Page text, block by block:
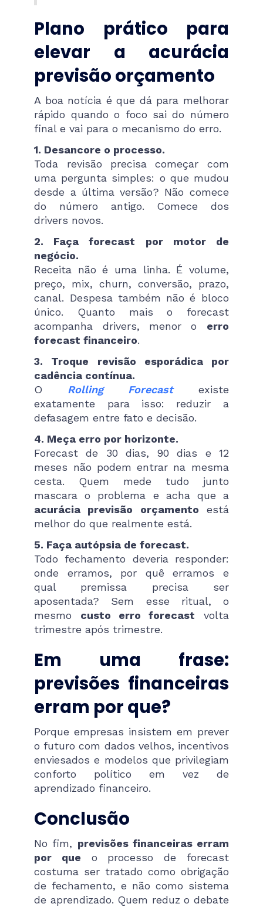
Plano prático para
elevar a acurácia
previsão orçamento
A boa notícia é que dá para melhorar
rápido quando o foco sai do número
final e vai para o mecanismo do erro.
1. Desancore o processo.
Toda revisão precisa começar com
uma pergunta simples: o que mudou
desde a última versão? Não comece
do número antigo. Comece dos
drivers novos.
2. Faça forecast por motor de
negócio.
Receita não é uma linha. É volume,
preço, mix, churn, conversão, prazo,
canal. Despesa também não é bloco
único. Quanto mais o forecast
acompanha drivers, menor o erro
forecast financeiro.
3. Troque revisão esporádica por
cadência contínua.
O Rolling Forecastexiste
exatamente para isso: reduzir a
defasagem entre fato e decisão.
4. Meça erro por horizonte.
Forecast de 30 dias, 90 dias e 12
meses não podem entrar na mesma
cesta. Quem mede tudo junto
mascara o problema e acha que a
acurácia previsão orçamento está
melhor do que realmente está.
5. Faça autópsia de forecast.
Todo fechamento deveria responder:
onde erramos, por quê erramos e
qual premissa precisa ser
aposentada? Sem esse ritual, o
mesmo custo erro forecast volta
trimestre após trimestre.
Em uma frase:
previsões financeiras
erram por que?
Porque empresas insistem em prever
o futuro com dados velhos, incentivos
enviesados e modelos que privilegiam
conforto político em vez de
aprendizado financeiro.
Conclusão
No fim, previsões financeiras erram
por que o processo de forecast
costuma ser tratado como obrigação
de fechamento, e não como sistema
de aprendizado. Quem reduz o debate